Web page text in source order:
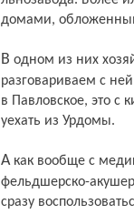
домами,
В одном из них хозяйка Лариса отвечает на вопросы. Между делом мы тихонько
разговариваем с
в Павловское, это с
уехать из Урдомы.
А как вообще с медициной дела обстоят в этом уголке уезда? Дела не очень. Есть
фельдшерско-
сразу